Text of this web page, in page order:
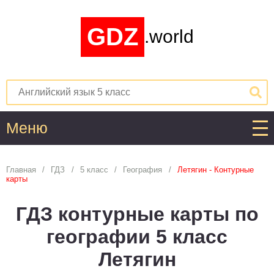
GDZ .world
Меню
1
Английский язык
3 4 5 6 8 9 10
Астрономия
Главная ГДЗ 5 класс География
Летягин - Контурные
карты
ГДЗ контурные карты по
географии 5 класс
Летягин